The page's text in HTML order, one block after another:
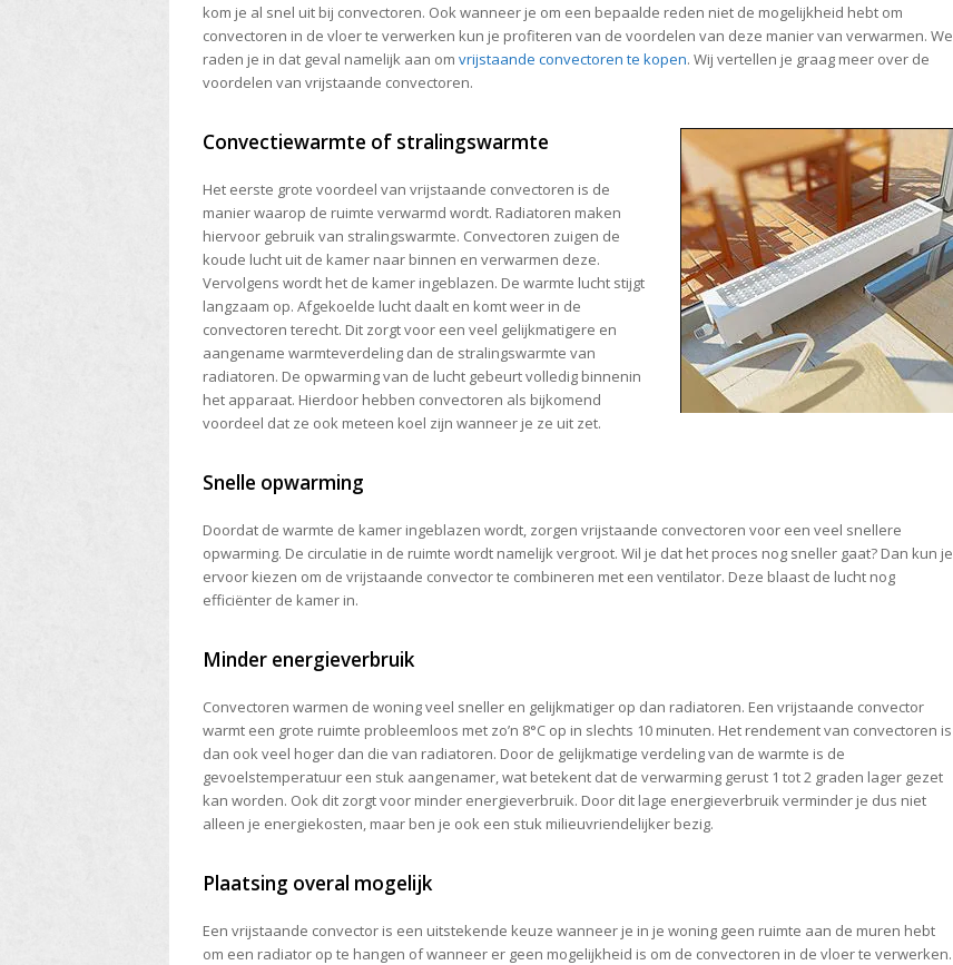
kom je al snel uit bij convectoren. Ook wanneer je om een bepaalde reden niet de mogelijkheid hebt om
convectoren in de vloer te verwerken kun je profiteren van de voordelen van deze manier van verwarmen. We
raden je in dat geval namelijk aan om vrijstaande convectoren te kopen. Wij vertellen je graag meer over de
voordelen van vrijstaande convectoren.
Convectiewarmte of stralingswarmte
Het eerste grote voordeel van vrijstaande convectoren is de
manier waarop de ruimte verwarmd wordt. Radiatoren maken
hiervoor gebruik van stralingswarmte. Convectoren zuigen de
koude lucht uit de kamer naar binnen en verwarmen deze.
Vervolgens wordt het de kamer ingeblazen. De warmte lucht stijgt
langzaam op. Afgekoelde lucht daalt en komt weer in de
convectoren terecht. Dit zorgt voor een veel gelijkmatigere en
aangename warmteverdeling dan de stralingswarmte van
radiatoren. De opwarming van de lucht gebeurt volledig binnenin
het apparaat. Hierdoor hebben convectoren als bijkomend
voordeel dat ze ook meteen koel zijn wanneer je ze uit zet.
Snelle opwarming
Doordat de warmte de kamer ingeblazen wordt, zorgen vrijstaande convectoren voor een veel snellere
opwarming. De circulatie in de ruimte wordt namelijk vergroot. Wil je dat het proces nog sneller gaat? Dan kun je
ervoor kiezen om de vrijstaande convector te combineren met een ventilator. Deze blaast de lucht nog
efficiënter de kamer in.
Minder energieverbruik
Convectoren warmen de woning veel sneller en gelijkmatiger op dan radiatoren. Een vrijstaande convector
warmt een grote ruimte probleemloos met zo’n 8°C op in slechts 10 minuten. Het rendement van convectoren is
dan ook veel hoger dan die van radiatoren. Door de gelijkmatige verdeling van de warmte is de
gevoelstemperatuur een stuk aangenamer, wat betekent dat de verwarming gerust 1 tot 2 graden lager gezet
kan worden. Ook dit zorgt voor minder energieverbruik. Door dit lage energieverbruik verminder je dus niet
alleen je energiekosten, maar ben je ook een stuk milieuvriendelijker bezig.
Plaatsing overal mogelijk
Een vrijstaande convector is een uitstekende keuze wanneer je in je woning geen ruimte aan de muren hebt
om een radiator op te hangen of wanneer er geen mogelijkheid is om de convectoren in de vloer te verwerken.